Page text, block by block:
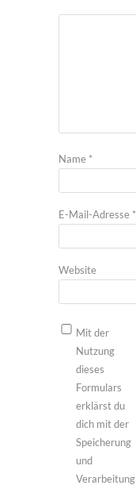
Name *
E-Mail-Adresse *
Website
Mit der
Nutzung
dieses
Formulars
erklärst du
dich mit der
Speicherung
und
Verarbeitung